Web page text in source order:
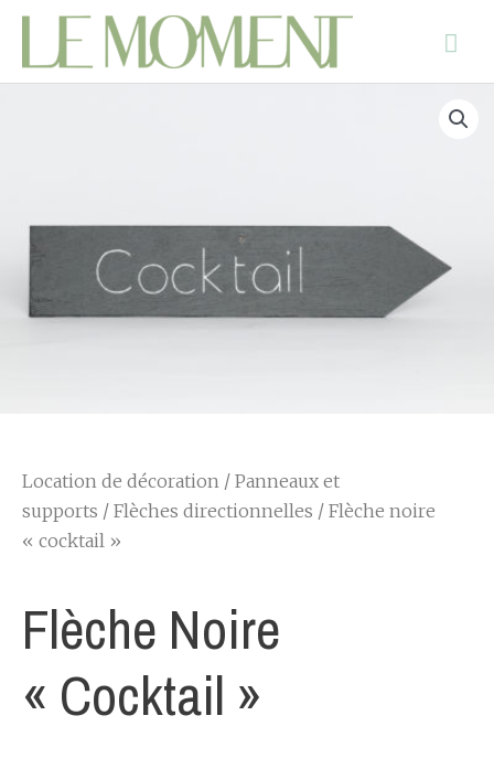
Location de décoration / Panneaux et
supports / Flèches directionnelles / Flèche noire
« cocktail »
Flèche Noire
« Cocktail »